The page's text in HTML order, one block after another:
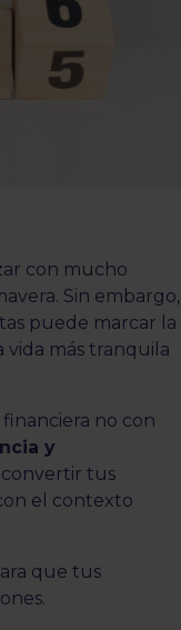
con mucho
Sin embargo,
puede marcar la
vida más tranquila
no con
y
convertir tus
el contexto
que tus